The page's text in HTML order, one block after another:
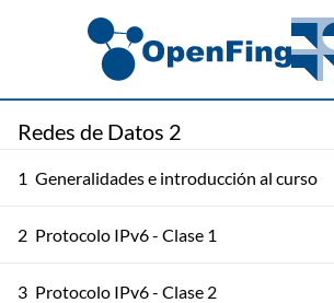
Redes de Datos 2
1 Generalidades e introducción al curso
2 Protocolo IPv6 - Clase 1
3 Protocolo IPv6 - Clase 2